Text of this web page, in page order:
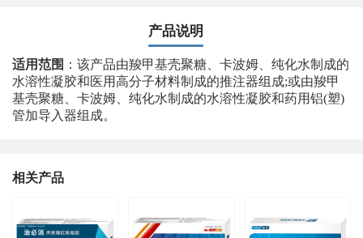
产品说明
适用范围 ：该产品由羧甲基壳聚糖、卡波姆、纯化水制成的
水溶性凝胶和医用高分子材料制成的推注器组成;或由羧甲
基壳聚糖、卡波姆、纯化水制成的水溶性凝胶和药用铝(塑)
管加导入器组成。
相关产品